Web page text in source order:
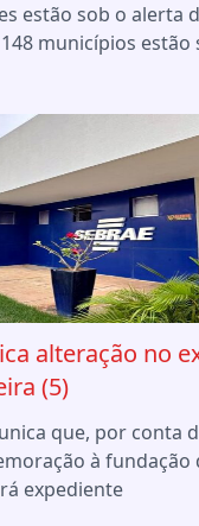
estão sob o alerta
municípios estão
alteração no
(5)
que, por conta
à fundação
expediente